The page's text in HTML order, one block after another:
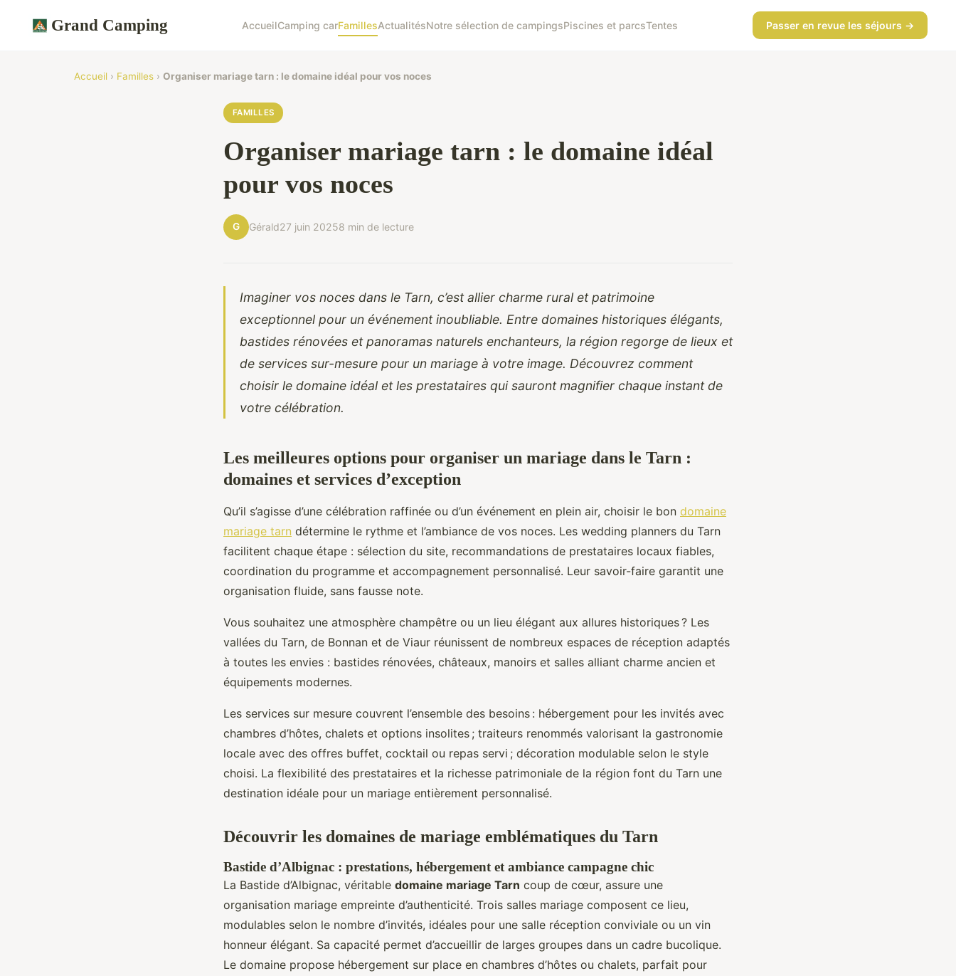
Grand Camping AccueilCamping carFamillesActualitésNotre sélection de campingsPiscines et parcsTentes Passer en revue les séjours →
Accueil › Familles › Organiser mariage tarn : le domaine idéal pour vos noces
FAMILLES
Organiser mariage tarn : le domaine idéal
pour vos noces
G Gérald27 juin 20258 min de lecture
Imaginer vos noces dans le Tarn, c’est allier charme rural et patrimoine
exceptionnel pour un événement inoubliable. Entre domaines historiques élégants,
bastides rénovées et panoramas naturels enchanteurs, la région regorge de lieux et
de services sur-mesure pour un mariage à votre image. Découvrez comment
choisir le domaine idéal et les prestataires qui sauront magnifier chaque instant de
votre célébration.
Les meilleures options pour organiser un mariage dans le Tarn :
domaines et services d’exception
Qu’il s’agisse d’une célébration raffinée ou d’un événement en plein air, choisir le bon domaine
mariage tarn détermine le rythme et l’ambiance de vos noces. Les wedding planners du Tarn
facilitent chaque étape : sélection du site, recommandations de prestataires locaux fiables,
coordination du programme et accompagnement personnalisé. Leur savoir-faire garantit une
organisation fluide, sans fausse note.
Vous souhaitez une atmosphère champêtre ou un lieu élégant aux allures historiques ? Les
vallées du Tarn, de Bonnan et de Viaur réunissent de nombreux espaces de réception adaptés
à toutes les envies : bastides rénovées, châteaux, manoirs et salles alliant charme ancien et
équipements modernes.
Les services sur mesure couvrent l’ensemble des besoins : hébergement pour les invités avec
chambres d’hôtes, chalets et options insolites ; traiteurs renommés valorisant la gastronomie
locale avec des offres buffet, cocktail ou repas servi ; décoration modulable selon le style
choisi. La flexibilité des prestataires et la richesse patrimoniale de la région font du Tarn une
destination idéale pour un mariage entièrement personnalisé.
Découvrir les domaines de mariage emblématiques du Tarn
Bastide d’Albignac : prestations, hébergement et ambiance campagne chic
La Bastide d’Albignac, véritable domaine mariage Tarn coup de cœur, assure une
organisation mariage empreinte d’authenticité. Trois salles mariage composent ce lieu,
modulables selon le nombre d’invités, idéales pour une salle réception conviviale ou un vin
honneur élégant. Sa capacité permet d’accueillir de larges groupes dans un cadre bucolique.
Le domaine propose hébergement sur place en chambres d’hôtes ou chalets, parfait pour